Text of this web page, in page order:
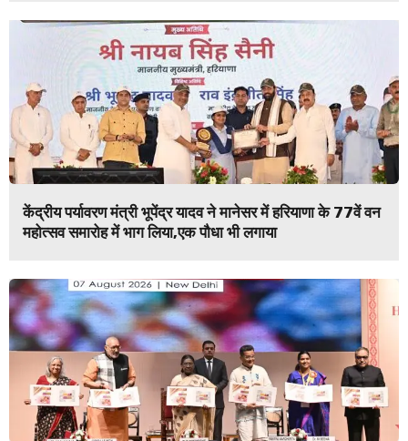
केंद्रीय पर्यावरण मंत्री भूपेंद्र यादव ने मानेसर में हरियाणा के 77वें वन
महोत्सव समारोह में भाग लिया,एक पौधा भी लगाया